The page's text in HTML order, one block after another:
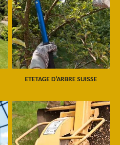
ETETAGE D'ARBRE SUISSE